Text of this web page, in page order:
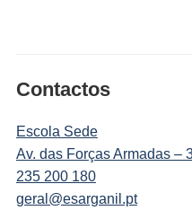
Contactos
Escola Sede
Av. das Forças Armadas –
235 200 180
geral@esarganil.pt